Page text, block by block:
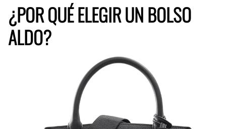
¿POR QUÉ ELEGIR UN BOLSO
ALDO?